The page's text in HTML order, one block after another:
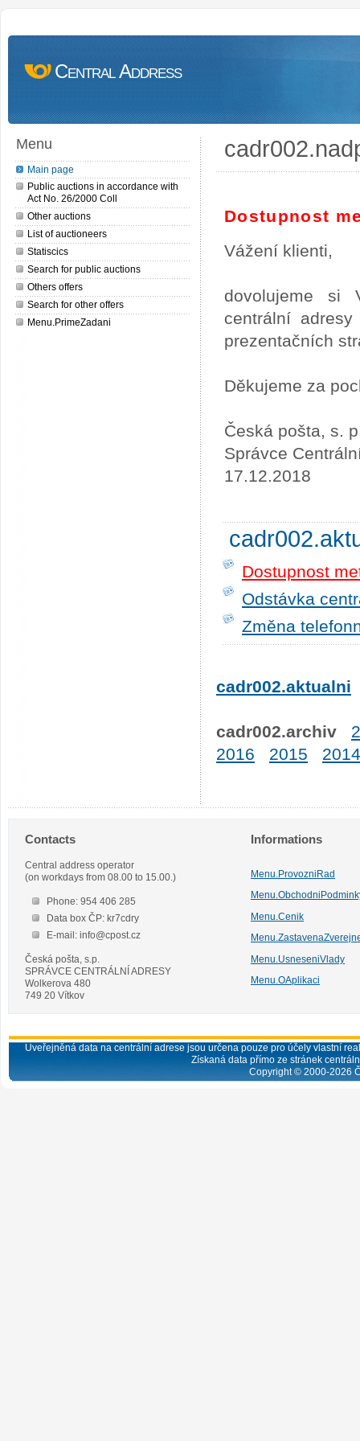
Central Address
Menu
Main page
Public auctions in accordance with
Act No. 26/2000 Coll
Other auctions
List of auctioneers
Statiscics
Search for public auctions
Others offers
Search for other offers
Menu.PrimeZadani
Dostupnost
Vážení klienti,
dovolujeme si
centrální
prezentačních
Děkujeme za
Česká pošta, s.
Správce
17.12.2018
Dostupnost
Odstávka
Změna
cadr002.aktualni
cadr002.archiv
2016
2015 2014
Contacts
Central address operator
(on workdays from 08.00 to 15.00.)
Phone: 954 406 285
Data box ČP: kr7cdry
E-mail: info@cpost.cz
Česká pošta, s.p.
SPRÁVCE CENTRÁLNÍ ADRESY
Wolkerova 480
749 20 Vítkov
Informations
Menu.ProvozniRad
Menu.Cenik
Menu.UsneseniVlady
Menu.OAplikaci
Uveřejněná data na centrální adrese jsou určena pouze pro účely vlastní
Získaná data přímo ze stránek
Copyright © 2000-2026